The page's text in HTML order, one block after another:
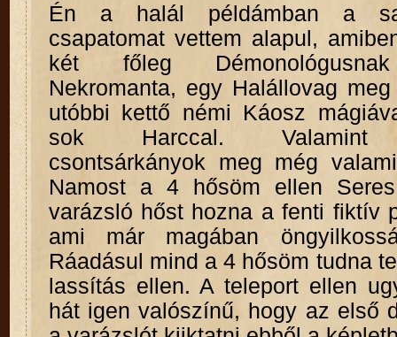
Én a halál példámban a
csapatomat vettem alapul,
két főleg
Nekromanta, egy Halállovag
utóbbi kettő némi Káosz
sok Harccal. Valamint
csontsárkányok meg még
Namost a 4 hősöm ellen
varázsló hőst hozna a fenti fiktív
ami már magában
Ráadásul mind a 4 hősöm tudna
lassítás ellen. A teleport ellen
hát igen valószínű, hogy az első